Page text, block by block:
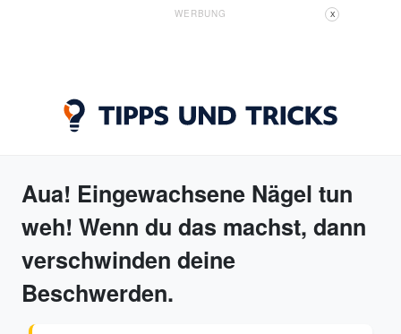
WERBUNG X
Aua! Eingewachsene Nägel tun
weh! Wenn du das machst, dann
verschwinden deine
Beschwerden.